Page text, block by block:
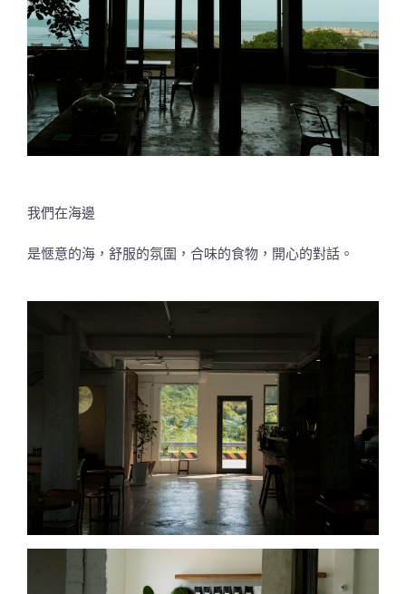
我們在海邊
是愜意的海，舒服的氛圍，合味的食物，開心的對話。